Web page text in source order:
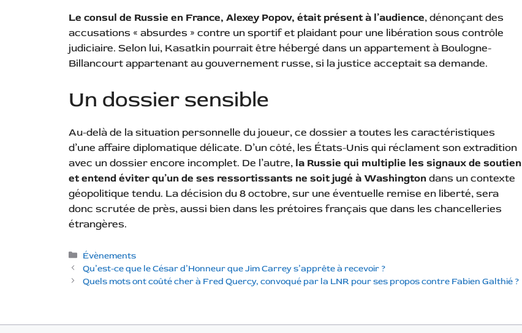
Le consul de Russie en France, Alexey Popov, était présent à l’audience, dénonçant des
accusations « absurdes » contre un sportif et plaidant pour une libération sous contrôle
judiciaire. Selon lui, Kasatkin pourrait être hébergé dans un appartement à Boulogne-
Billancourt appartenant au gouvernement russe, si la justice acceptait sa demande.
Un dossier sensible
Au-delà de la situation personnelle du joueur, ce dossier a toutes les caractéristiques
d’une affaire diplomatique délicate. D’un côté, les États-Unis qui réclament son extradition
avec un dossier encore incomplet. De l’autre, la Russie qui multiplie les signaux de soutien
et entend éviter qu’un de ses ressortissants ne soit jugé à Washingtondans un contexte
géopolitique tendu. La décision du 8 octobre, sur une éventuelle remise en liberté, sera
donc scrutée de près, aussi bien dans les prétoires français que dans les chancelleries
étrangères.
Catégories
Évènements
Qu’est-ce que le César d’Honneur que Jim Carrey s’apprête à recevoir ?
Quels mots ont coûté cher à Fred Quercy, convoqué par la LNR pour ses propos contre Fabien Galthié ?